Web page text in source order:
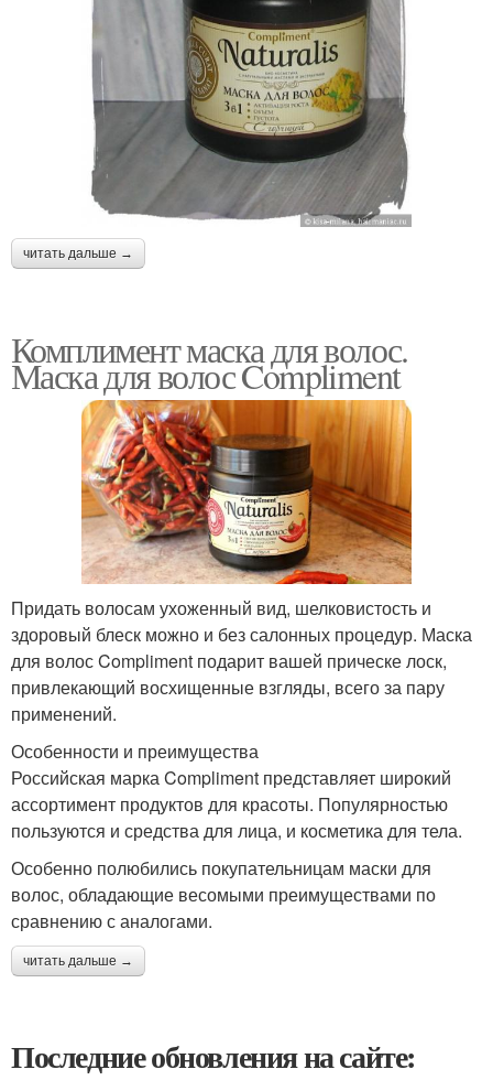
читать дальше →
Комплимент маска для волос.
Маска для волос Compliment
Придать волосам ухоженный вид, шелковистость и
здоровый блеск можно и без салонных процедур. Маска
для волос Compliment подарит вашей прическе лоск,
привлекающий восхищенные взгляды, всего за пару
применений.
Особенности и преимущества
Российская марка Compliment представляет широкий
ассортимент продуктов для красоты. Популярностью
пользуются и средства для лица, и косметика для тела.
Особенно полюбились покупательницам маски для
волос, обладающие весомыми преимуществами по
сравнению с аналогами.
читать дальше →
Последние обновления на сайте: